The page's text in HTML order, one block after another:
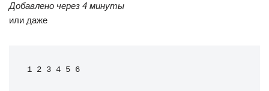
Добавлено через 4 минуты
или даже
1 2 3 4 5 6